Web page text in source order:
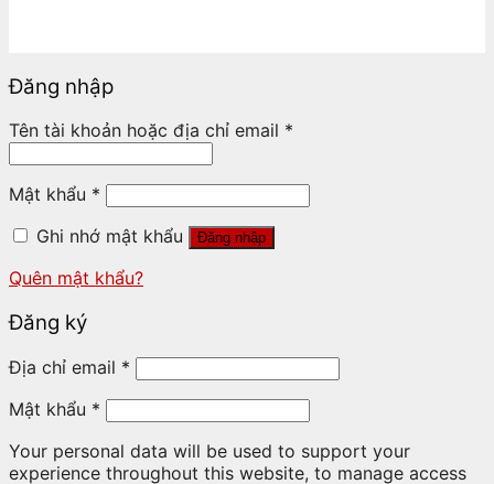
Đăng nhập
Tên tài khoản hoặc địa chỉ email *
Mật khẩu *
Ghi nhớ mật khẩu
Đăng nhập
Quên mật khẩu?
Đăng ký
Địa chỉ email *
Mật khẩu *
Your personal data will be used to support your
experience throughout this website, to manage access